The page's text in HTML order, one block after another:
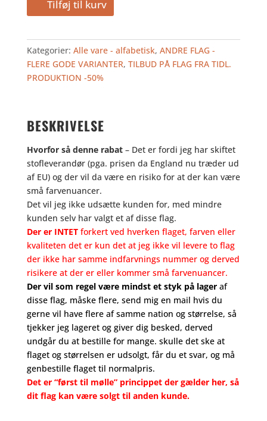
ZEALAND
-
TILBUD
antal
Tilføj til kurv
Kategorier: Alle vare - alfabetisk, ANDRE FLAG -
FLERE GODE VARIANTER, TILBUD PÅ FLAG FRA TIDL.
PRODUKTION -50%
BESKRIVELSE
Hvorfor så denne rabat– Det er fordi jeg har skiftet
stofleverandør (pga. prisen da England nu træder ud
af EU) og der vil da være en risiko for at der kan være
små farvenuancer.
Det vil jeg ikke udsætte kunden for, med mindre
kunden selv har valgt et af disse flag.
Der er INTETforkert ved hverken flaget, farven eller
kvaliteten det er kun det at jeg ikke vil levere to flag
der ikke har samme indfarvnings nummer og derved
risikere at der er eller kommer små farvenuancer.
Der vil som regel være mindst et styk på lageraf
disse flag, måske flere, send mig en mail hvis du
gerne vil have flere af samme nation og størrelse, så
tjekker jeg lageret og giver dig besked, derved
undgår du at bestille for mange. skulle det ske at
flaget og størrelsen er udsolgt, får du et svar, og må
genbestille flaget til normalpris.
Det er “først til mølle” princippet der gælder her, så
dit flag kan være solgt til anden kunde.